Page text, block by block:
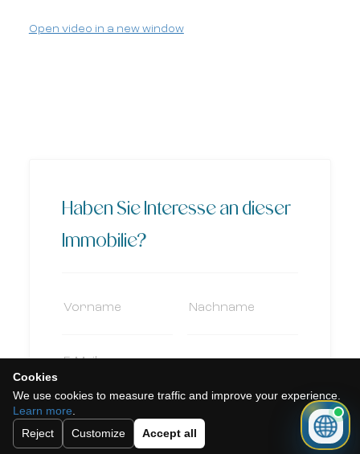
Open video in a new window
Haben Sie Interesse an dieser
Immobilie?
Cookies
We use cookies to measure traffic and improve your experience.
Learn more
Reject
Customize Accept all